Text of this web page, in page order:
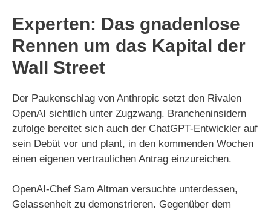
Experten: Das gnadenlose
Rennen um das Kapital der
Wall Street
Der Paukenschlag von Anthropic setzt den Rivalen
OpenAI sichtlich unter Zugzwang. Brancheninsidern
zufolge bereitet sich auch der ChatGPT-Entwickler auf
sein Debüt vor und plant, in den kommenden Wochen
einen eigenen vertraulichen Antrag einzureichen.
OpenAI-Chef Sam Altman versuchte unterdessen,
Gelassenheit zu demonstrieren. Gegenüber dem